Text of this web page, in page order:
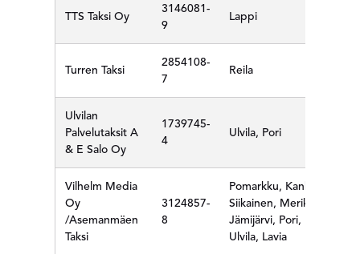
TTS Taksi Oy
3146081-
9
Lappi
Turren Taksi
2854108-
7
Reila
Ulvilan
Palvelutaksit A
& E Salo Oy
1739745-
4
Ulvila, Pori
Vilhelm Media
Oy
/Asemanmäen
Taksi
3124857-
8
Pomarkku, Kankaanpää,
Siikainen, Merikarvia,
Jämijärvi, Pori, Rauma,
Ulvila, Lavia